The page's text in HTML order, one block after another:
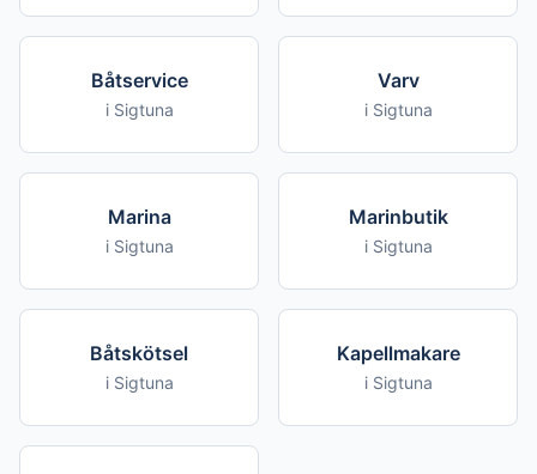
Båtservice
i Sigtuna
Varv
i Sigtuna
Marina
i Sigtuna
Marinbutik
i Sigtuna
Båtskötsel
i Sigtuna
Kapellmakare
i Sigtuna